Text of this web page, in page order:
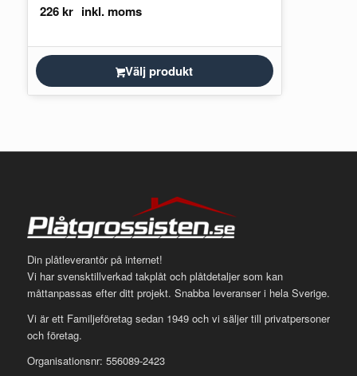
226kr
Välj produkt
Din plåtleverantör på internet!
Vi har svensktillverkad takplåt och plåtdetaljer som kan
måttanpassas efter ditt projekt. Snabba leveranser i hela Sverige.
Vi är ett Familjeföretag sedan 1949 och vi säljer till privatpersoner
och företag.
Organisationsnr: 556089-2423